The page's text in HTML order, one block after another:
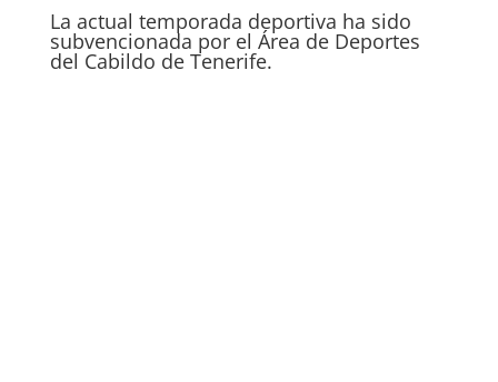
La actual temporada deportiva ha sido
subvencionada por el Área de Deportes
del Cabildo de Tenerife.